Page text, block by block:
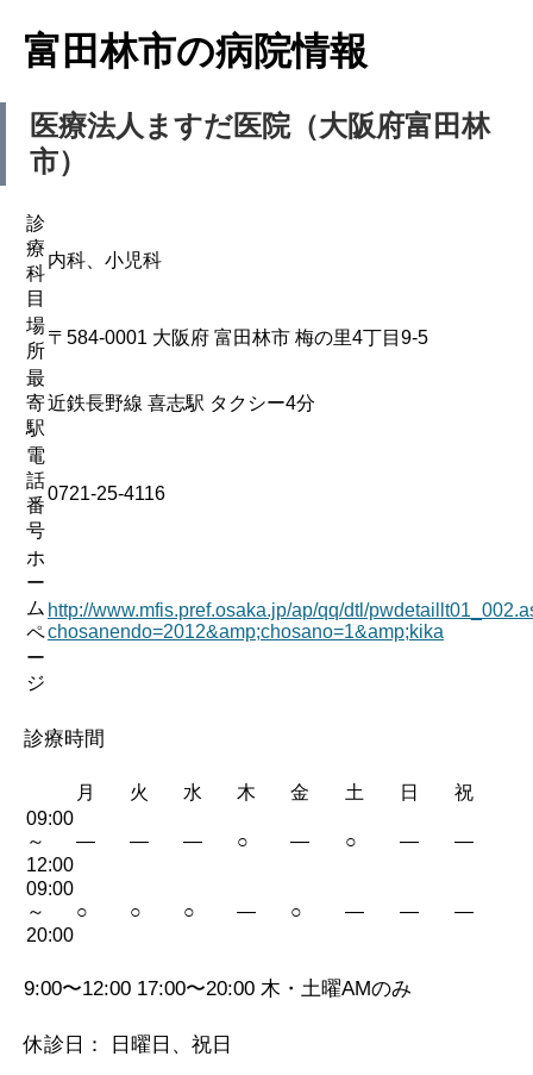
富田林市の病院情報
医療法人 ますだ医院（大阪府富田林
市）
診
療
科
目
内科、小児科
場
所
〒584-0001 大阪府 富田林市 梅の里4丁目9-5
最
寄
駅
近鉄長野線 喜志駅 タクシー4分
電
話
番
号
0721-25-4116
ホ
ー
ム
ペ
ー
ジ
http://www.mfis.pref.osaka.jp/ap/qq/dtl/
chosanendo=2012&amp;chosano=1&amp;kika
診療時間
月 火 水 木 金 土 日
祝
09:00
～
12:00
— — — ○ — ○ — —
09:00
～
20:00
○ ○ ○ — ○ — — —
9:00〜12:00 17:00〜20:00 木・土曜AMのみ
休診日： 日曜日、祝日